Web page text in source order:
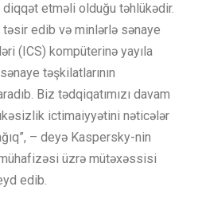
diqqət etməli olduğu təhlükədir.
edib və minlərlə sənaye
(ICS) kompüterinə yayıla
təşkilatlarının
Biz tədqiqatımızı davam
ictimaiyyətini nəticələr
– deyə Kaspersky-nin
üzrə mütəxəssisi
edib.